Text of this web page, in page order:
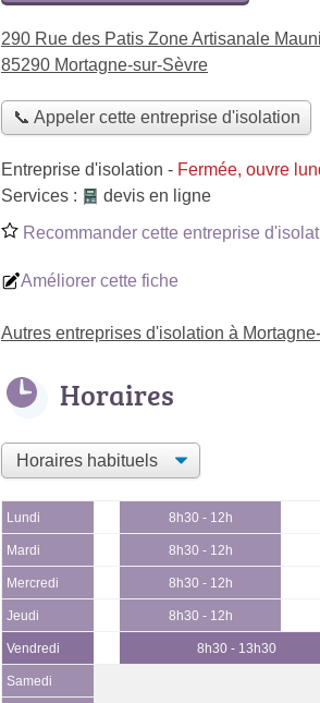
290 Rue des Patis Zone Artisanale
85290 Mortagne-sur-Sèvre
📞 Appeler cette entreprise d'isolation
Entreprise d'isolation - Fermée, ouvre
Services :
devis en ligne
Recommander cette entreprise
Améliorer cette fiche
Autres entreprises d'isolation à
Horaires
Lundi 8h30 - 12h
Mardi 8h30 - 12h
Mercredi 8h30 - 12h
Jeudi 8h30 - 12h
Vendredi 8h30 - 13h30
Samedi